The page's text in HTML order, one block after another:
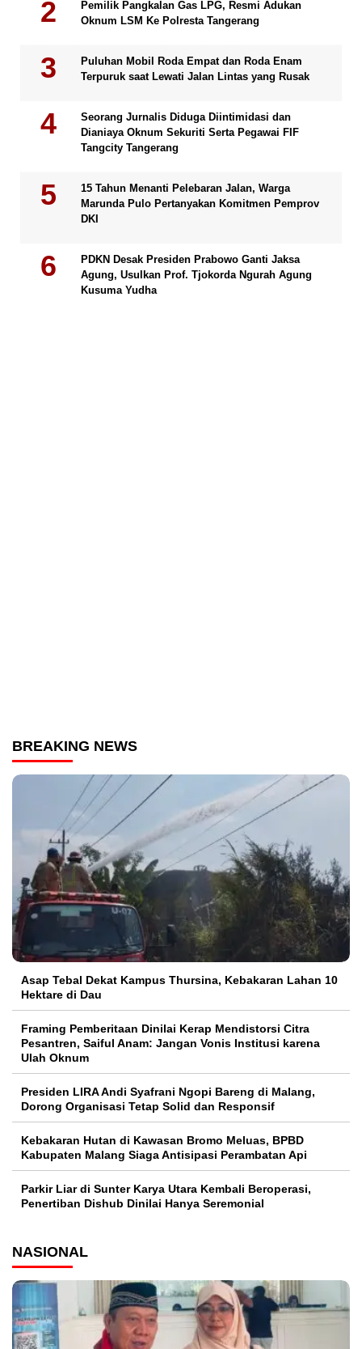
Pemilik Pangkalan Gas LPG, Resmi Adukan
Oknum LSM Ke Polresta Tangerang
Puluhan Mobil Roda Empat dan Roda Enam
Terpuruk saat Lewati Jalan Lintas yang Rusak
Seorang Jurnalis Diduga Diintimidasi dan
Dianiaya Oknum Sekuriti Serta Pegawai FIF
Tangcity Tangerang
15 Tahun Menanti Pelebaran Jalan, Warga
Marunda Pulo Pertanyakan Komitmen Pemprov
DKI
PDKN Desak Presiden Prabowo Ganti Jaksa
Agung, Usulkan Prof. Tjokorda Ngurah Agung
Kusuma Yudha
BREAKING NEWS
Asap Tebal Dekat Kampus Thursina, Kebakaran Lahan 10
Hektare di Dau
Framing Pemberitaan Dinilai Kerap Mendistorsi Citra
Pesantren, Saiful Anam: Jangan Vonis Institusi karena
Ulah Oknum
Presiden LIRA Andi Syafrani Ngopi Bareng di Malang,
Dorong Organisasi Tetap Solid dan Responsif
Kebakaran Hutan di Kawasan Bromo Meluas, BPBD
Kabupaten Malang Siaga Antisipasi Perambatan Api
Parkir Liar di Sunter Karya Utara Kembali Beroperasi,
Penertiban Dishub Dinilai Hanya Seremonial
NASIONAL